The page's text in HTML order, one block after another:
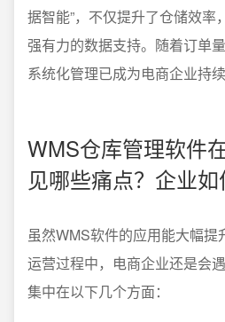
据智能”，不仅提升了仓储效率
强有力的数据支持。随着订单
系统化管理已成为电商企业持
WMS仓库管理软件
见哪些痛点？企业如
虽然WMS软件的应用能大幅
运营过程中，电商企业还是会
集中在以下几个方面：